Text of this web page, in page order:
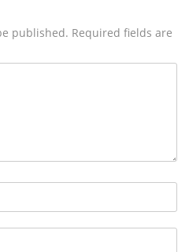
published. Required fields are